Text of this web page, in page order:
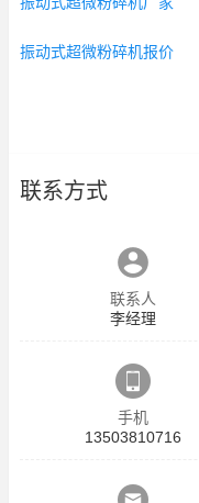
振动式超微粉碎机报价
联系方式
联系人
李经理
手机
13503810716